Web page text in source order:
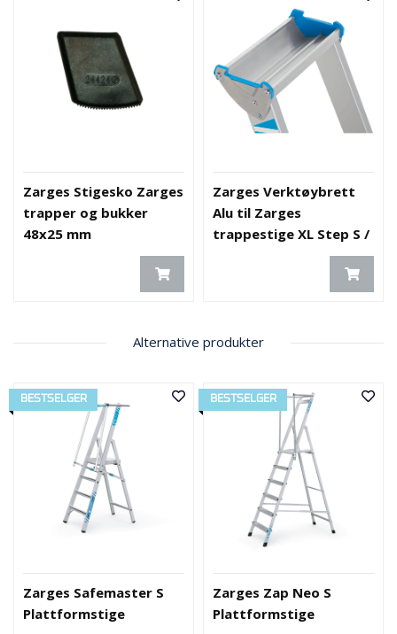
Zarges Stigesko Zarges
trapper og bukker
48x25 mm
Zarges Verktøybrett
Alu til Zarges
trappestige XL Step S /
Alternative produkter
BESTSELGER
Zarges Safemaster S
Plattformstige
BESTSELGER
Zarges Zap Neo S
Plattformstige